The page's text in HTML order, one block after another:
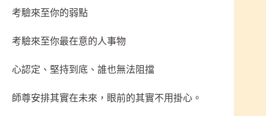
考驗來至你的弱點
考驗來至你最在意的人事物
心認定、堅持到底、誰也無法阻擋
師尊安排其實在未來，眼前的其實不用掛心。